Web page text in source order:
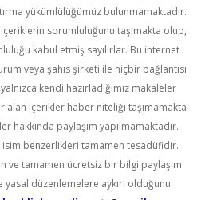
yükümlülüğümüz bulunmamaktadır.
sorumluluğunu taşımakta olup,
kabul etmiş sayılırlar. Bu internet
veya şahıs şirketi ile hiçbir bağlantısı
kendi hazırladığımız makaleler
alan içerikler haber niteliği taşımamakta
hakkında paylaşım yapılmamaktadır.
isim benzerlikleri tamamen tesadüfidir.
ve tamamen ücretsiz bir bilgi paylaşım
düzenlemelere aykırı olduğunu